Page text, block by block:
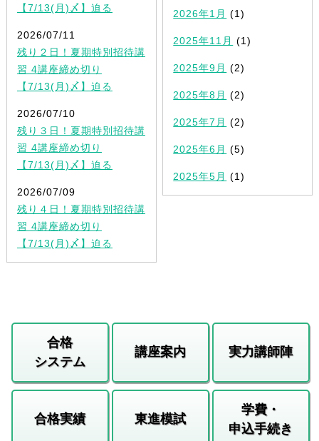
【7/13(月)〆】迫る
2026/07/11
残り２日！夏期特別招待講
習 4講座締め切り
【7/13(月)〆】迫る
2026/07/10
残り３日！夏期特別招待講
習 4講座締め切り
【7/13(月)〆】迫る
2026/07/09
残り４日！夏期特別招待講
習 4講座締め切り
【7/13(月)〆】迫る
2026年1月 (1)
2025年11月 (1)
2025年9月 (2)
2025年8月 (2)
2025年7月 (2)
2025年6月 (5)
2025年5月 (1)
合格
システム
講座案内 実力講師陣
合格実績 東進模試
学費・
申込手続き